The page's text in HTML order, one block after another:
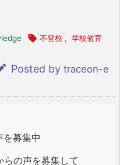
 不登校 , 学校教育
Posted by traceon-e
を募集中
らの声を募集して